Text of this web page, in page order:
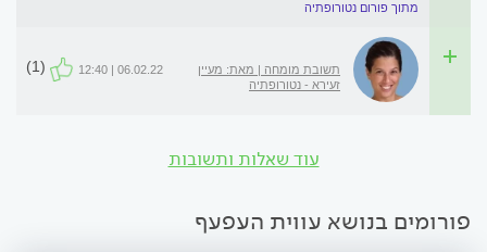
מתוך פורום נטורופתיה
תשובת מומחה | מאת: מעיין
זעירא - נטורופתיה
06.02.22 | 12:40
(1)
עוד שאלות ותשובות
פורומים בנושא עווית העפעף